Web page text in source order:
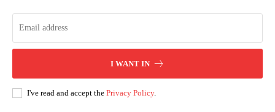
I WANT IN
I've read and accept the Privacy Policy.